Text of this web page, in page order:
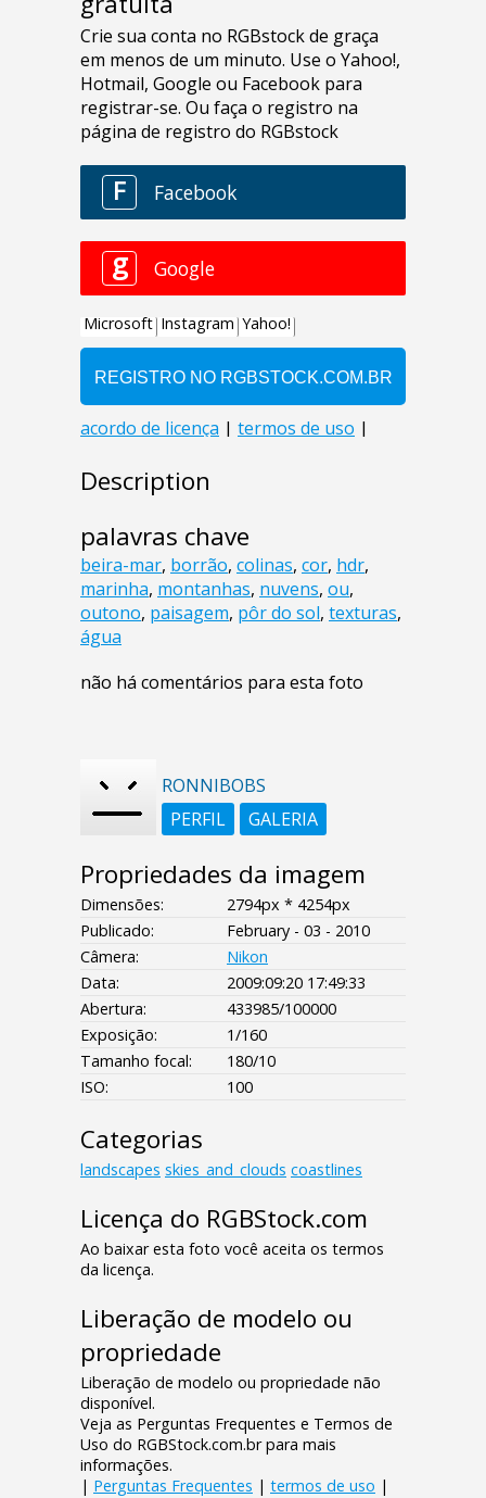
Description
palavras chave
beira-mar, borrão, colinas, cor, hdr,
marinha, montanhas, nuvens, ou,
outono, paisagem, pôr do sol, texturas,
água
não há comentários para esta foto
RONNIBOBS
PERFIL
GALERIA
Propriedades da imagem
Dimensões:
2794px * 4254px
Publicado:
February - 03 - 2010
Câmera:
Nikon
Data:
2009:09:20 17:49:33
Abertura:
433985/100000
Exposição:
1/160
Tamanho focal:
180/10
ISO:
100
Categorias
landscapes skies_and_clouds coastlines
Licença do RGBStock.com
Ao baixar esta foto você aceita os termos
da licença.
Liberação de modelo ou
propriedade
Liberação de modelo ou propriedade não
disponível.
Veja as Perguntas Frequentes e Termos de
Uso do RGBStock.com.br para mais
informações.
| Perguntas Frequentes | termos de uso |